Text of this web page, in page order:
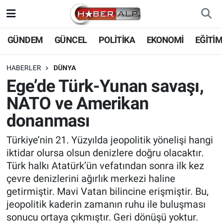
GÜNDEM GÜNCEL POLİTİKA EKONOMİ
HABERLER DÜNYA
Ege’de Türk-Yunan savaşı,
NATO ve Amerikan
donanması
Türkiye’nin 21. Yüzyılda jeopolitik yönelişi hangi
iktidar olursa olsun denizlere doğru olacaktır.
Türk halkı Atatürk’ün vefatından sonra ilk kez
çevre denizlerini ağırlık merkezi haline
getirmiştir. Mavi Vatan bilincine erişmiştir. Bu,
jeopolitik kaderin zamanın ruhu ile buluşması
sonucu ortaya çıkmıştır. Geri dönüşü yoktur.
Nöbetçi Eczaneler
Hava Durumu
Trafik Durumu
Tüm Manşetler
Son Dakika Haberleri
Haber Arşivi